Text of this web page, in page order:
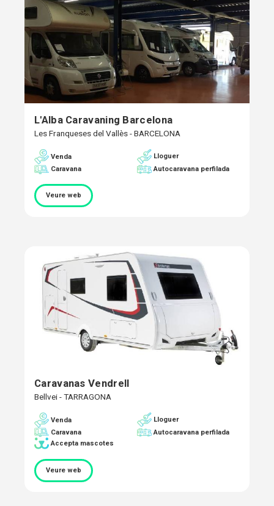
L'Alba Caravaning Barcelona
Les Franqueses del Vallès - BARCELONA
Venda
Lloguer
Caravana
Autocaravana perfilada
Veure web
Caravanas Vendrell
Bellvei - TARRAGONA
Venda
Lloguer
Caravana
Autocaravana perfilada
Accepta mascotes
Veure web